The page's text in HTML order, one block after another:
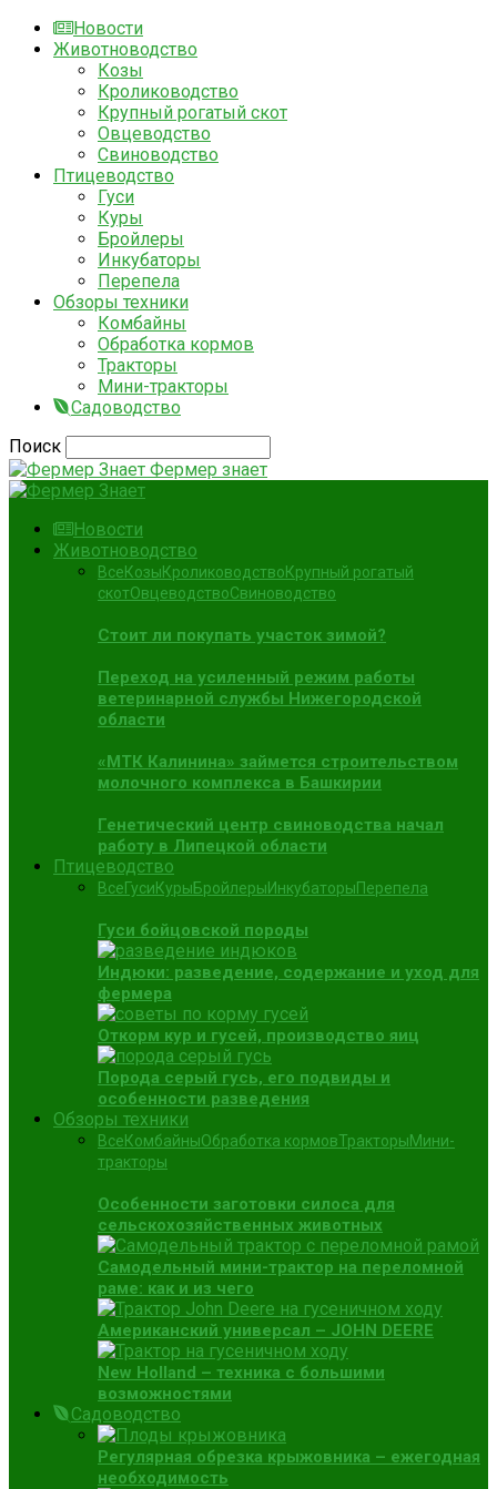
Новости
Животноводство
Козы
Кролиководство
Крупный рогатый скот
Овцеводство
Свиноводство
Птицеводство
Гуси
Куры
Бройлеры
Инкубаторы
Перепела
Обзоры техники
Комбайны
Обработка кормов
Тракторы
Мини-тракторы
Садоводство
Поиск
Фермер знает
Новости
Животноводство
ВсеКозыКролиководствоКрупный рогатый
скотОвцеводствоСвиноводство
Стоит ли покупать участок зимой?
Переход на усиленный режим работы
ветеринарной службы Нижегородской
области
«МТК Калинина» займется строительством
молочного комплекса в Башкирии
Генетический центр свиноводства начал
работу в Липецкой области
Птицеводство
ВсеГусиКурыБройлерыИнкубаторыПерепела
Гуси бойцовской породы
Индюки: разведение, содержание и уход для
фермера
Откорм кур и гусей, производство яиц
Порода серый гусь, его подвиды и
особенности разведения
Обзоры техники
ВсеКомбайныОбработка кормовТракторыМини-
тракторы
Особенности заготовки силоса для
сельскохозяйственных животных
Самодельный мини-трактор на переломной
раме: как и из чего
Американский универсал – JOHN DEERE
New Holland – техника с большими
возможностями
Садоводство
Регулярная обрезка крыжовника – ежегодная
необходимость